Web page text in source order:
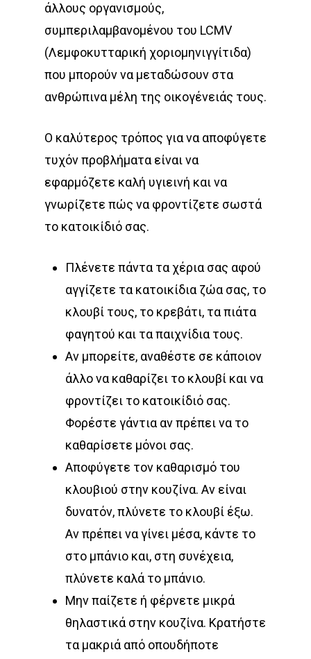
άλλους οργανισμούς,
συμπεριλαμβανομένου του LCMV
(Λεμφοκυτταρική χοριομηνιγγίτιδα)
που μπορούν να μεταδώσουν στα
ανθρώπινα μέλη της οικογένειάς τους.
Ο καλύτερος τρόπος για να αποφύγετε
τυχόν προβλήματα είναι να
εφαρμόζετε καλή υγιεινή και να
γνωρίζετε πώς να φροντίζετε σωστά
το κατοικίδιό σας.
Πλένετε πάντα τα χέρια σας αφού
αγγίζετε τα κατοικίδια ζώα σας, το
κλουβί τους, το κρεβάτι, τα πιάτα
φαγητού και τα παιχνίδια τους.
Αν μπορείτε, αναθέστε σε κάποιον
άλλο να καθαρίζει το κλουβί και να
φροντίζει το κατοικίδιό σας.
Φορέστε γάντια αν πρέπει να το
καθαρίσετε μόνοι σας.
Αποφύγετε τον καθαρισμό του
κλουβιού στην κουζίνα. Αν είναι
δυνατόν, πλύνετε το κλουβί έξω.
Αν πρέπει να γίνει μέσα, κάντε το
στο μπάνιο και, στη συνέχεια,
πλύνετε καλά το μπάνιο.
Μην παίζετε ή φέρνετε μικρά
θηλαστικά στην κουζίνα. Κρατήστε
τα μακριά από οπουδήποτε